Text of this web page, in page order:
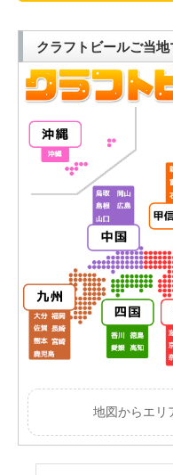
クラフトビールご当地
地図からエリ